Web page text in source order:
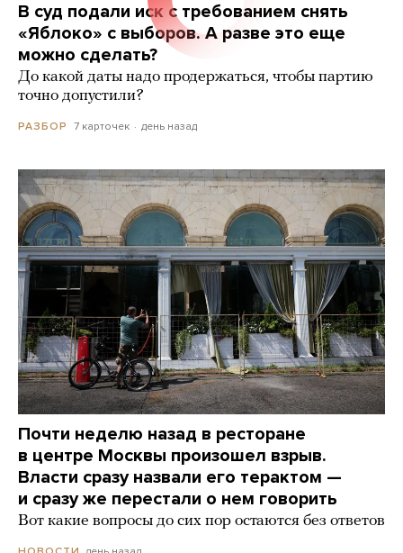
В суд подали иск с требованием снять
«Яблоко» с выборов. А разве это еще
можно сделать?
До какой даты надо продержаться, чтобы партию
точно допустили?
РАЗБОР 7 карточек день назад
Почти неделю назад в ресторане
в центре Москвы произошел взрыв.
Власти сразу назвали его терактом —
и сразу же перестали о нем говорить
Вот какие вопросы до сих пор остаются без ответов